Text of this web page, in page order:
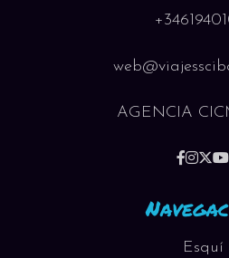
AGENCIA
Esquí